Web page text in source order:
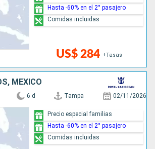
US$ 284 +Tasas
Hasta -60% en el 2° pasajero
Comidas incluidas
MÉXICO
6 d Tampa 02/11/2026
Precio especial familias
Hasta -60% en el 2° pasajero
Comidas incluidas